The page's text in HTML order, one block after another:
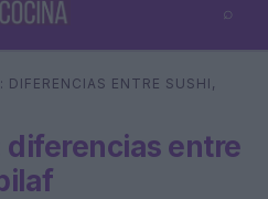
⌕
⌕
DIFERENCIAS ENTRE SUSHI,
diferencias entre